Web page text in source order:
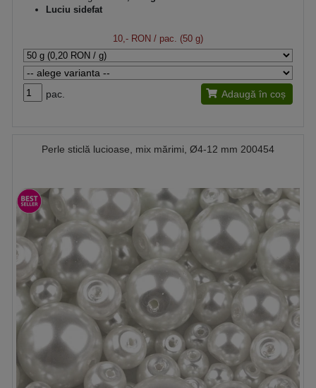
Luciu sidefat
10,- RON / pac. (50 g)
pac. Adaugă în coș
Perle sticlă lucioase, mix mărimi, Ø4-12 mm 200454